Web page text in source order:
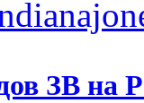
ЗВ на